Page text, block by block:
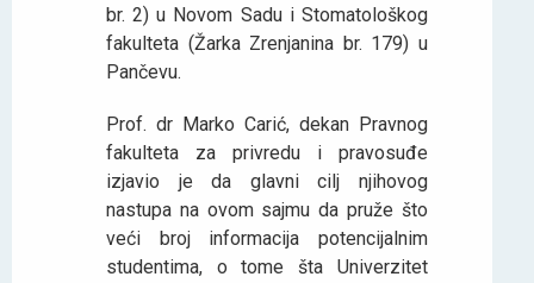
br. 2) u Novom Sadu i Stomatološkog
fakulteta (Žarka Zrenjanina br. 179) u
Pančevu.
Prof. dr Marko Carić, dekan Pravnog
fakulteta za privredu i pravosuđe
izjavio je da glavni cilj njihovog
nastupa na ovom sajmu da pruže što
veći broj informacija potencijalnim
studentima, o tome šta Univerzitet